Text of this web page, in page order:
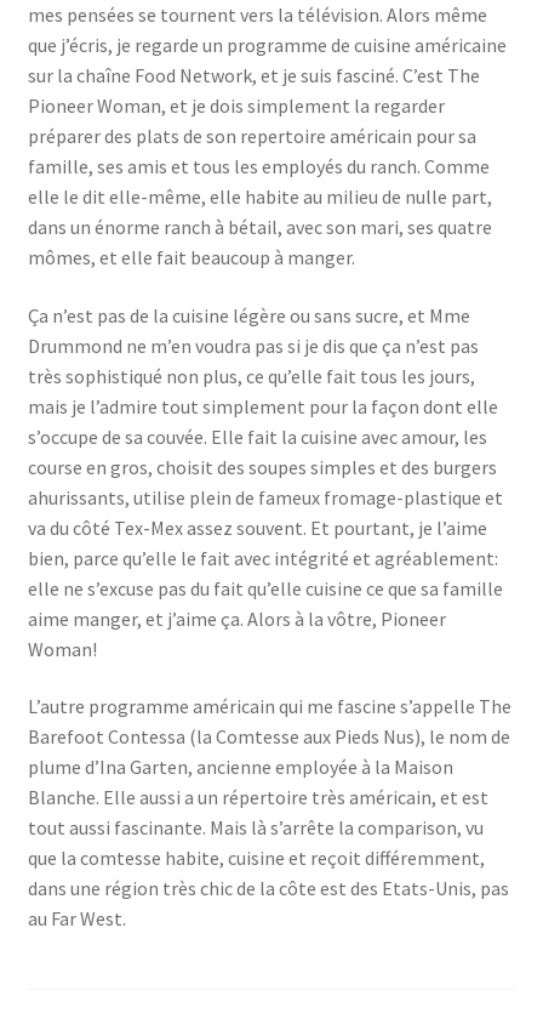
mes pensées se tournent vers la télévision. Alors même
que j’écris, je regarde un programme de cuisine américaine
sur la chaîne Food Network, et je suis fasciné. C’est The
Pioneer Woman, et je dois simplement la regarder
préparer des plats de son repertoire américain pour sa
famille, ses amis et tous les employés du ranch. Comme
elle le dit elle-même, elle habite au milieu de nulle part,
dans un énorme ranch à bétail, avec son mari, ses quatre
mômes, et elle fait beaucoup à manger.
Ça n’est pas de la cuisine légère ou sans sucre, et Mme
Drummond ne m’en voudra pas si je dis que ça n’est pas
très sophistiqué non plus, ce qu’elle fait tous les jours,
mais je l’admire tout simplement pour la façon dont elle
s’occupe de sa couvée. Elle fait la cuisine avec amour, les
course en gros, choisit des soupes simples et des burgers
ahurissants, utilise plein de fameux fromage-plastique et
va du côté Tex-Mex assez souvent. Et pourtant, je l’aime
bien, parce qu’elle le fait avec intégrité et agréablement:
elle ne s’excuse pas du fait qu’elle cuisine ce que sa famille
aime manger, et j’aime ça. Alors à la vôtre, Pioneer
Woman!
L’autre programme américain qui me fascine s’appelle The
Barefoot Contessa (la Comtesse aux Pieds Nus), le nom de
plume d’Ina Garten, ancienne employée à la Maison
Blanche. Elle aussi a un répertoire très américain, et est
tout aussi fascinante. Mais là s’arrête la comparison, vu
que la comtesse habite, cuisine et reçoit différemment,
dans une région très chic de la côte est des Etats-Unis, pas
au Far West.